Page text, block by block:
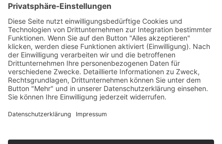
Gero Zamagna Anson SA3 Toyota
Carlos Abella
Ralt RT3 Volkswagen
3
21.
Luigi Giannini Dallara F382 Toyota
22.
Guido Cappellotto Ralt RT3 Alfa Romeo
Tommy Byrne
Ralt RT3 Toyota
Alfredo Sebastiani
Dallara F382 Toyota
Bengt Trägardh
Ralt RT3 Volkswagen 1
Impressum